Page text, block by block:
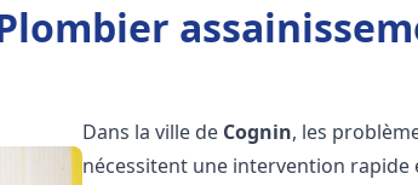
Dans la ville de Cognin, les
nécessitent une intervention rapide